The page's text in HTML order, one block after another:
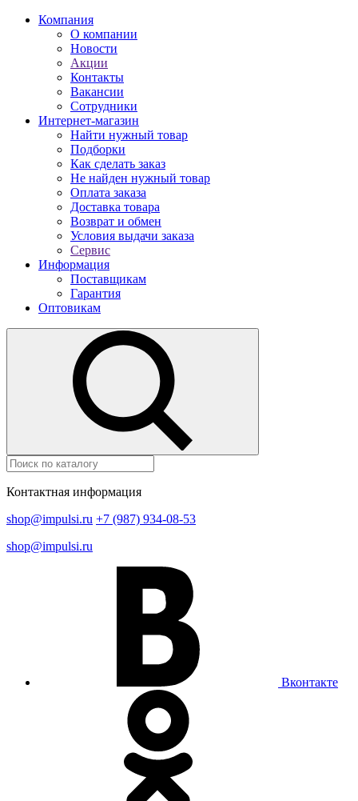
Компания
О компании
Новости
Акции
Контакты
Вакансии
Сотрудники
Интернет-магазин
Найти нужный товар
Подборки
Как сделать заказ
Не найден нужный товар
Оплата заказа
Доставка товара
Возврат и обмен
Условия выдачи заказа
Сервис
Информация
Поставщикам
Гарантия
Оптовикам
Контактная информация
shop@impulsi.ru +7 (987) 934-08-53
shop@impulsi.ru
Вконтакте